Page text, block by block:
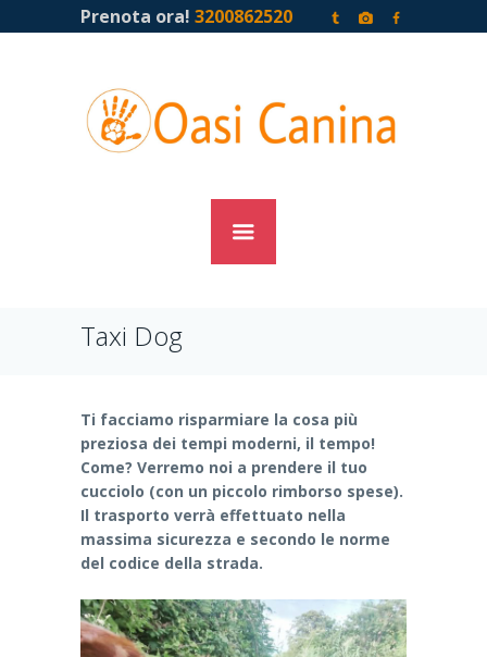
Prenota ora! 3200862520
Taxi Dog
Ti facciamo risparmiare la cosa più
preziosa dei tempi moderni, il tempo!
Come? Verremo noi a prendere il tuo
cucciolo (con un piccolo rimborso spese).
Il trasporto verrà effettuato nella
massima sicurezza e secondo le norme
del codice della strada.